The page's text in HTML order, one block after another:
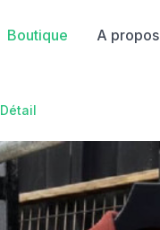
Boutique A propos
Détail